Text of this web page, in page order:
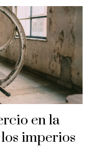
en la
imperios